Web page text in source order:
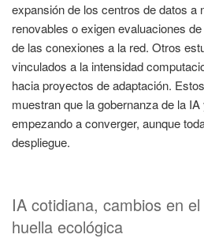
expansión de los centros de datos a
renovables o exigen evaluaciones
de las conexiones a la red. Otros
vinculados a la intensidad
hacia proyectos de adaptación.
muestran que la gobernanza de la
empezando a converger, aunque
despliegue.
IA cotidiana, cambios en
huella ecológica